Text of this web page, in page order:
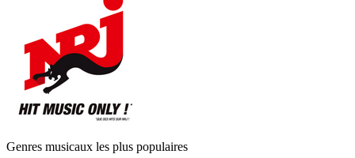
Genres musicaux les plus populaires